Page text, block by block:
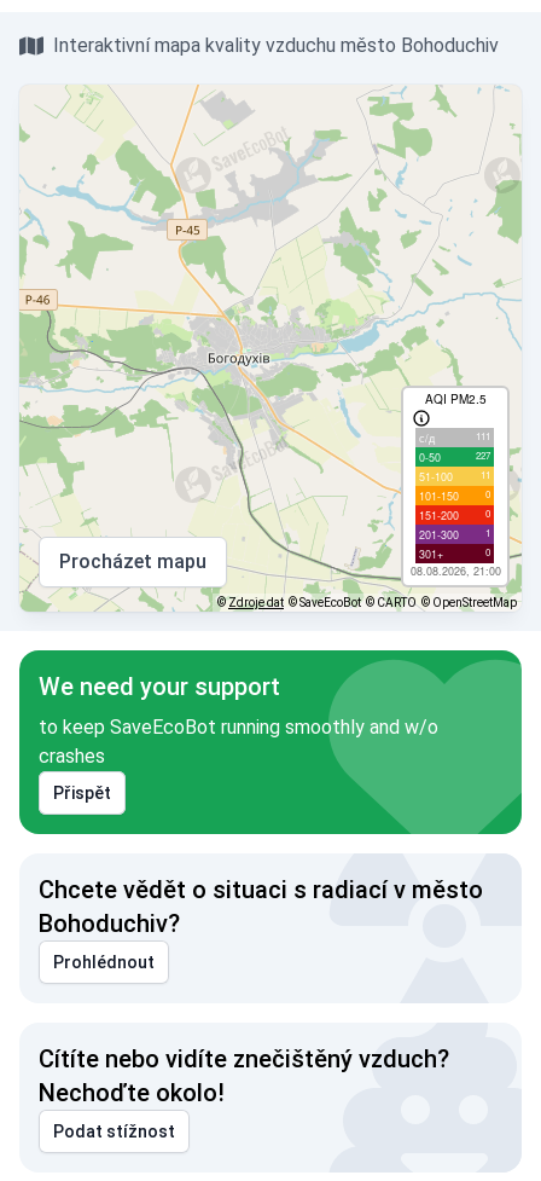
Interaktivní mapa kvality vzduchu město Bohoduchiv
AQI PM2.5
с/д 111
0-50 227
51-100 11
101-150 0
151-200 0
201-300 1
301+ 0
08.08.2026, 21:00
Procházet mapu
©Zdroje dat © SaveEcoBot © CARTO © OpenStreetMap
We need your support
to keep SaveEcoBot running smoothly and w/o
crashes
Přispět
Chcete vědět o situaci s radiací v město
Bohoduchiv?
Prohlédnout
Cítíte nebo vidíte znečištěný vzduch?
Nechoďte okolo!
Podat stížnost